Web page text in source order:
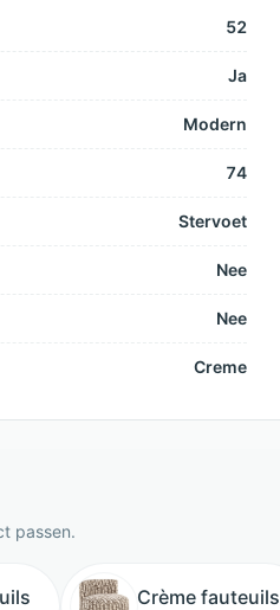
52
Ja
Modern
74
Stervoet
Nee
Nee
Creme
passen.
Crème fauteuils